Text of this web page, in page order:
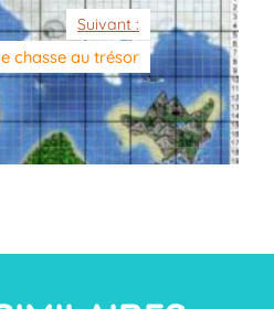
Suivant :
chasse au trésor